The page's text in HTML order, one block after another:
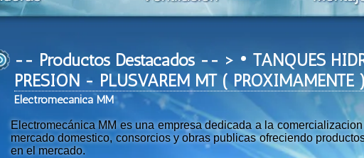
-- Productos Destacados -- > • TANQUES
PRESION - PLUSVAREM MT ( PROXIMAMENTE )
Electromecanica MM
Electromecánica MM es una empresa dedicada a la
mercado domestico, consorcios y obras publicas ofreciendo
en el mercado.